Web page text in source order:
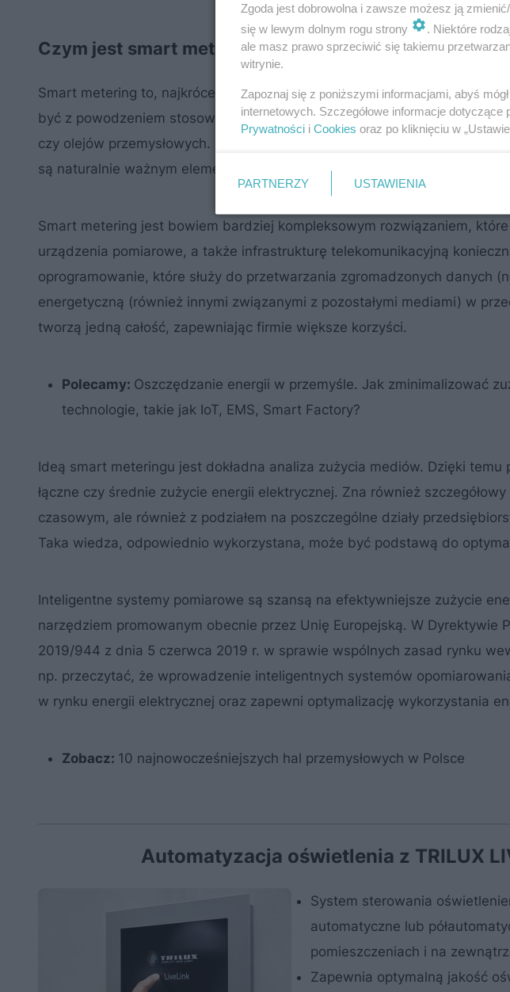
Czym jest smart metering?
Smart metering to, najkrócej mówiąc, inteligentny system pomiarowy
być z powodzeniem stosowana również do innych mediów, np. gazów
czy olejów przemysłowych. Błędem jest jednak utożsamiane smart
są naturalnie ważnym elementem tego systemu.
Smart metering jest bowiem bardziej kompleksowym rozwiązaniem,
urządzenia pomiarowe, a także infrastrukturę telekomunikacyjną
oprogramowanie, które służy do przetwarzania zgromadzonych danych
energetyczną (również innymi związanymi z pozostałymi mediami) w
tworzą jedną całość, zapewniając firmie większe korzyści.
Polecamy: Oszczędzanie energii w przemyśle. Jak zminimalizować
technologie, takie jak IoT, EMS, Smart Factory?
Ideą smart meteringu jest dokładna analiza zużycia mediów. Dzięki
łączne czy średnie zużycie energii elektrycznej. Zna również
czasowym, ale również z podziałem na poszczególne działy
Taka wiedza, odpowiednio wykorzystana, może być podstawą do
Inteligentne systemy pomiarowe są szansą na efektywniejsze zużycie
narzędziem promowanym obecnie przez Unię Europejską. W Dyrektywie
2019/944 z dnia 5 czerwca 2019 r. w sprawie wspólnych zasad rynku
np. przeczytać, że wprowadzenie inteligentnych systemów
w rynku energii elektrycznej oraz zapewni optymalizację wykorzystania
Zobacz: 10 najnowocześniejszych hal przemysłowych w Polsce
Automatyzacja oświetlenia z TRILUX
System sterowania
automatyczne lub
pomieszczeniach i na
Zapewnia optymalną jakość
Zgoda jest dobrowolna i zawsze możesz ją
się w lewym dolnym rogu strony
. Niektóre
ale masz prawo sprzeciwić się takiemu
witrynie.
Zapoznaj się z poniższymi informacjami, abyś
internetowych. Szczegółowe informacje
Prywatności i Cookies oraz po kliknięciu w
PARTNERZY USTAWIENIA